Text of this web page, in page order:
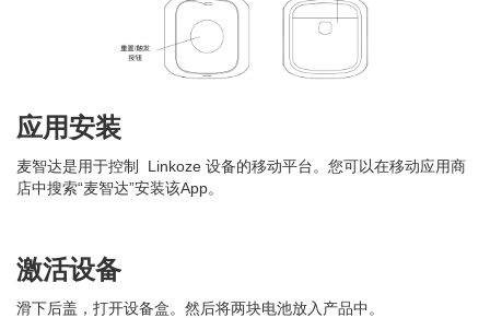
应用安装
麦智达是用于控制 Linkoze 设备的移动平台。您可以在移动应用商
店中搜索“麦智达”安装该App。
激活设备
滑下后盖，打开设备盒。然后将两块电池放入产品中。